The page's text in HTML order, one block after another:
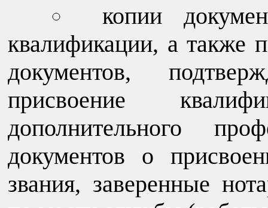
копии
квалификации, а также
документов,
присвоение
дополнительного
документов о
звания, заверенные